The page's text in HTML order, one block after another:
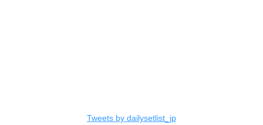
Tweets by dailysetlist_jp